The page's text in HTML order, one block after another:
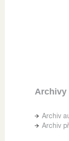
Archivy
Archiv
Archiv